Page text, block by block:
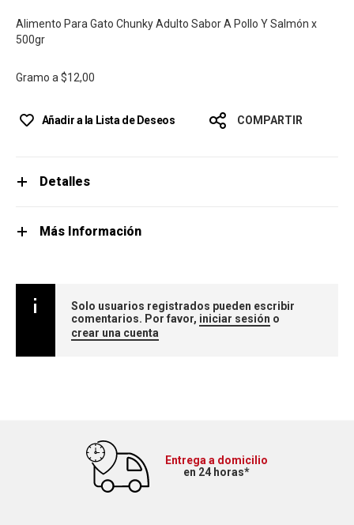
Alimento Para Gato Chunky Adulto Sabor A Pollo Y Salmón x
500gr
Gramo a $12,00
Añadir a la Lista de Deseos COMPARTIR
Detalles
Más Información
Solo usuarios registrados pueden escribir
comentarios. Por favor, iniciar sesión o
crear una cuenta
Entrega a domicilio
en 24 horas*